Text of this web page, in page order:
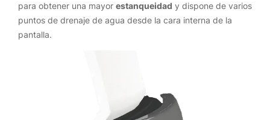
para obtener una mayor estanqueidad y dispone de varios
puntos de drenaje de agua desde la cara interna de la
pantalla.